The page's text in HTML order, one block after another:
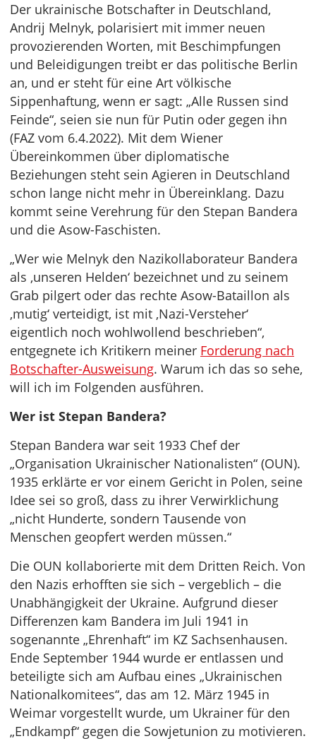
Der ukrainische Botschafter in Deutschland,
Andrij Melnyk, polarisiert mit immer neuen
provozierenden Worten, mit Beschimpfungen
und Beleidigungen treibt er das politische Berlin
an, und er steht für eine Art völkische
Sippenhaftung, wenn er sagt: „Alle Russen sind
Feinde“, seien sie nun für Putin oder gegen ihn
(FAZ vom 6.4.2022). Mit dem Wiener
Übereinkommen über diplomatische
Beziehungen steht sein Agieren in Deutschland
schon lange nicht mehr in Übereinklang. Dazu
kommt seine Verehrung für den Stepan Bandera
und die Asow-Faschisten.
„Wer wie Melnyk den Nazikollaborateur Bandera
als ‚unseren Helden‘ bezeichnet und zu seinem
Grab pilgert oder das rechte Asow-Bataillon als
‚mutig‘ verteidigt, ist mit ‚Nazi-Versteher‘
eigentlich noch wohlwollend beschrieben“,
entgegnete ich Kritikern meiner Forderung nach
Botschafter-Ausweisung. Warum ich das so sehe,
will ich im Folgenden ausführen.
Wer ist Stepan Bandera?
Stepan Bandera war seit 1933 Chef der
„Organisation Ukrainischer Nationalisten“ (OUN).
1935 erklärte er vor einem Gericht in Polen, seine
Idee sei so groß, dass zu ihrer Verwirklichung
„nicht Hunderte, sondern Tausende von
Menschen geopfert werden müssen.“
Die OUN kollaborierte mit dem Dritten Reich. Von
den Nazis erhofften sie sich – vergeblich – die
Unabhängigkeit der Ukraine. Aufgrund dieser
Differenzen kam Bandera im Juli 1941 in
sogenannte „Ehrenhaft“ im KZ Sachsenhausen.
Ende September 1944 wurde er entlassen und
beteiligte sich am Aufbau eines „Ukrainischen
Nationalkomitees“, das am 12. März 1945 in
Weimar vorgestellt wurde, um Ukrainer für den
„Endkampf“ gegen die Sowjetunion zu motivieren.